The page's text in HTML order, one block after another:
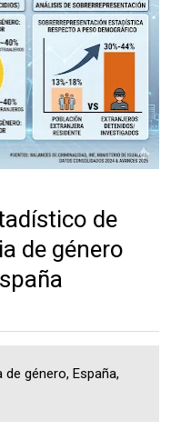
de
de género
género, España,